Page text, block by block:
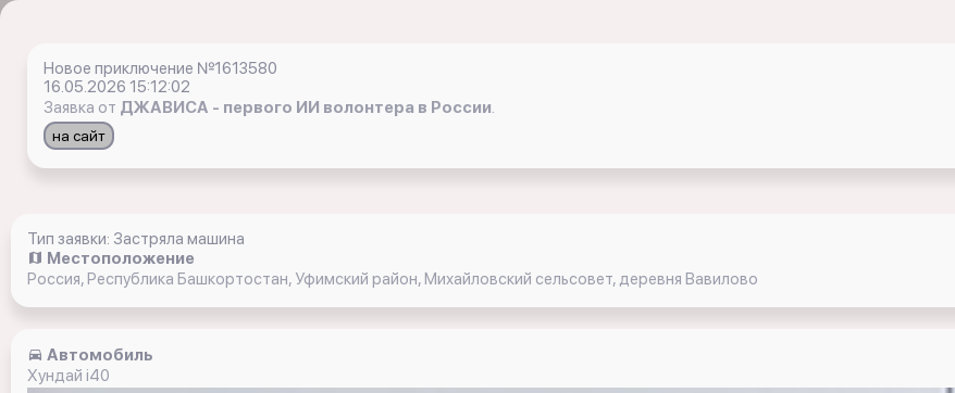
Новое приключение №1613580
16.05.2026 15:12:02
Заявка от ДЖАВИСА - первого ИИ волонтера в России.
на сайт
Тип заявки: Застряла машина
Местоположение
Россия, Республика Башкортостан, Уфимский район, Михайловский сельсовет, деревня Вавилово
Автомобиль
Хундай i40